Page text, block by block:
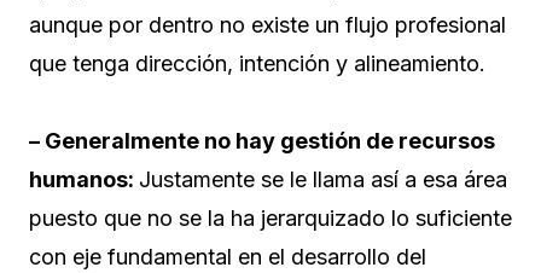
aunque por dentro no existe un flujo profesional
que tenga dirección, intención y alineamiento.
– Generalmente no hay gestión de recursos
humanos: Justamente se le llama así a esa área
puesto que no se la ha jerarquizado lo suficiente
con eje fundamental en el desarrollo del